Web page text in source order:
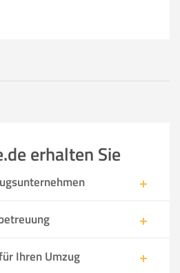
erhalten Sie
Ihren Umzug